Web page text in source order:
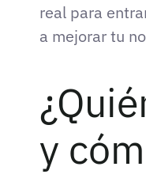
real para
a mejorar tu
y